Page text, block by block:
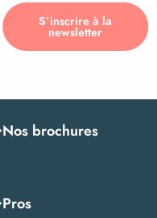
S’inscrire à la
newsletter
Nos brochures
Pros